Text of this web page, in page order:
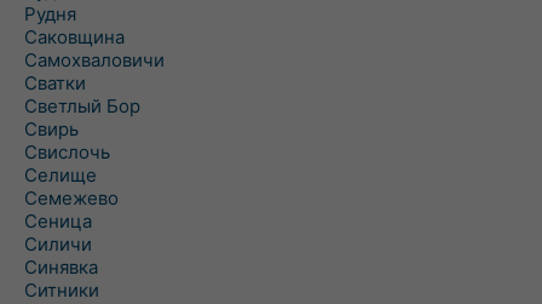
Рудня
Саковщина
Самохваловичи
Сватки
Светлый Бор
Свирь
Свислочь
Селище
Семежево
Сеница
Силичи
Синявка
Ситники